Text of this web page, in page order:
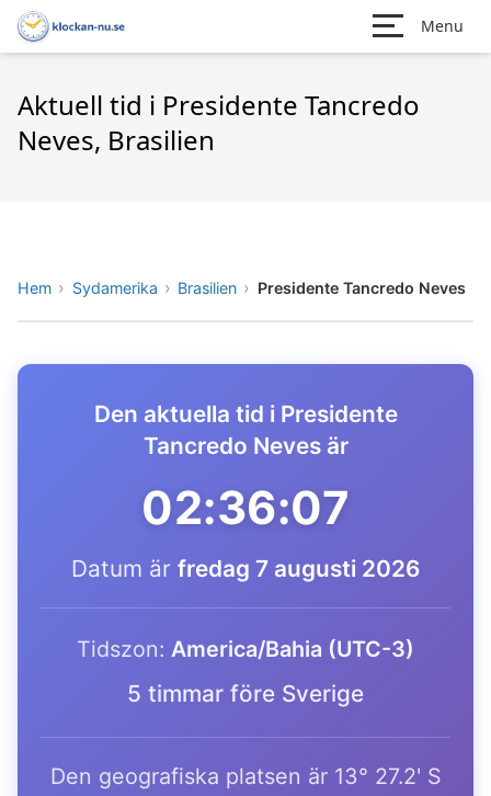
Menu
Aktuell tid i Presidente Tancredo
Neves, Brasilien
Hem Sydamerika Brasilien Presidente Tancredo Neves
Den aktuella tid i Presidente
Tancredo Neves är
02:36:07
Datum är fredag 7 augusti 2026
Tidszon: America/Bahia (UTC-3)
5 timmar före Sverige
Den geografiska platsen är 13° 27.2' S